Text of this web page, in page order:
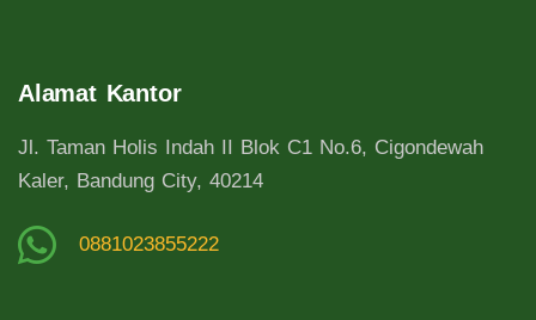
Alamat Kantor
Jl. Taman Holis Indah II Blok C1 No.6, Cigondewah
Kaler, Bandung City, 40214
0881023855222